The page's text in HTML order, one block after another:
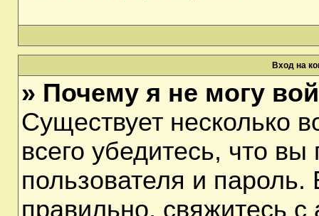
Вход на
» Почему я не могу
Существует несколько
всего убедитесь, что
пользователя и
правильно, свяжитесь